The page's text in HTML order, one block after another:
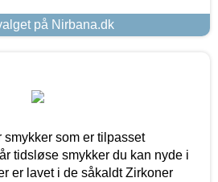
på Nirbana.dk
som er tilpasset
tidsløse smykker du kan nyde i
er lavet i de såkaldt Zirkoner